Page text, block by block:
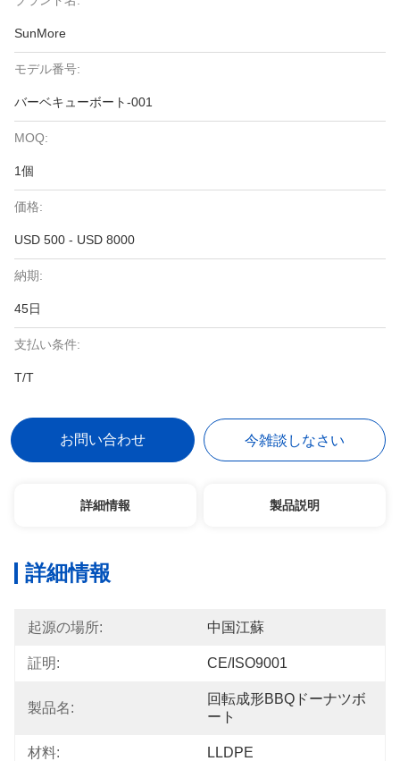
SunMore
モデル番号:
バーベキューボート-001
MOQ:
1個
価格:
USD 500 - USD 8000
納期:
45日
支払い条件:
T/T
お問い合わせ 今雑談しなさい
詳細情報 製品説明
詳細情報
起源の場所: 中国江蘇
証明: CE/ISO9001
製品名:
回転成形BBQドーナツボ
ート
材料: LLDPE